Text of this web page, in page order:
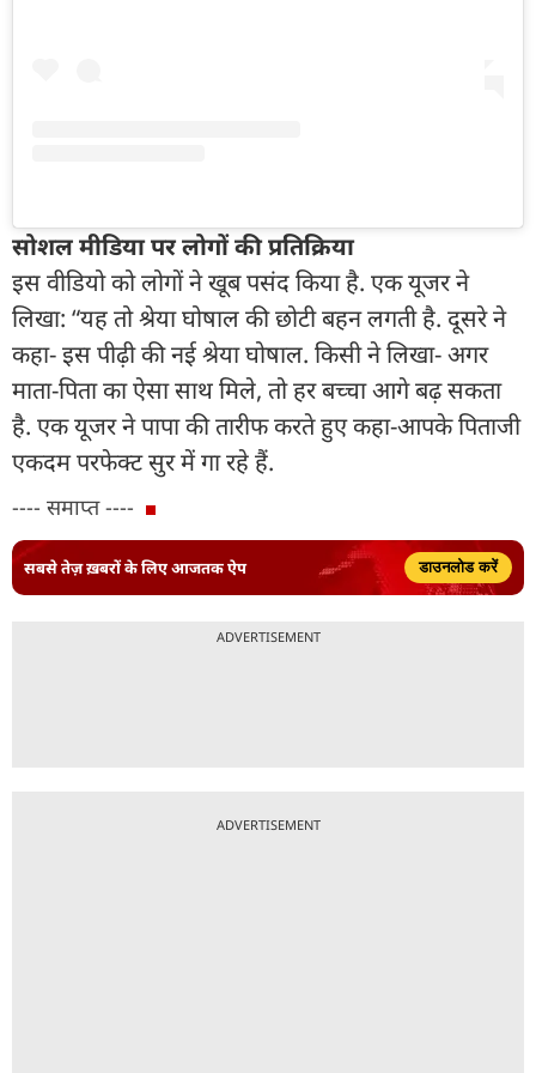
सोशल मीडिया पर लोगों की प्रतिक्रिया
इस वीडियो को लोगों ने खूब पसंद किया है. एक यूजर ने
लिखा: “यह तो श्रेया घोषाल की छोटी बहन लगती है. दूसरे ने
कहा- इस पीढ़ी की नई श्रेया घोषाल. किसी ने लिखा- अगर
माता-पिता का ऐसा साथ मिले, तो हर बच्चा आगे बढ़ सकता
है. एक यूजर ने पापा की तारीफ करते हुए कहा-आपके पिताजी
एकदम परफेक्ट सुर में गा रहे हैं.
---- समाप्त ----
सबसे तेज़ ख़बरों के लिए आजतक ऐप डाउनलोड करें
ADVERTISEMENT
ADVERTISEMENT